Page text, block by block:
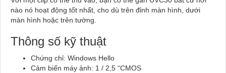
nào nó hoạt động tốt nhất, cho dù trên đỉnh màn hình, dưới
màn hình hoặc trên tường.
Thông số kỹ thuật
Chứng chỉ: Windows Hello
Cảm biến máy ảnh: 1 / 2,5 “CMOS